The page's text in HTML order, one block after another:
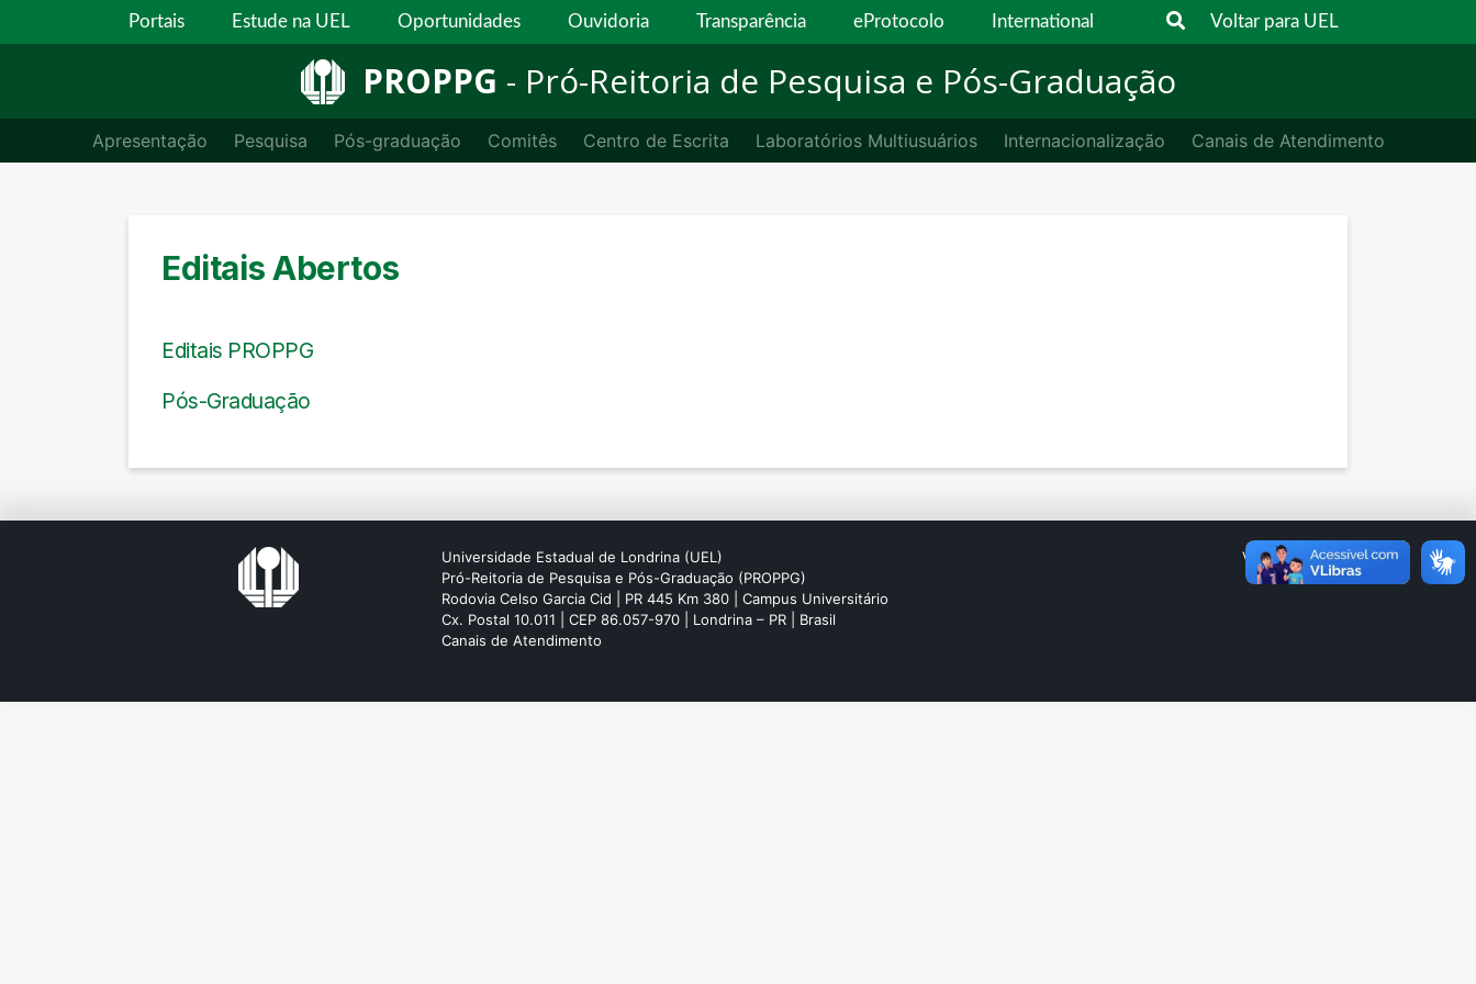
Portais Estude na UEL Oportunidades Ouvidoria Transparência eProtocolo International Voltar para UEL
PROPPG - Pró-Reitoria de Pesquisa e Pós-Graduação
Apresentação Pesquisa Pós-graduação Comitês Centro de Escrita Laboratórios Multiusuários Internacionalização Canais de Atendimento
Editais Abertos
Editais PROPPG
Pós-Graduação
Universidade Estadual de Londrina (UEL)
Pró-Reitoria de Pesquisa e Pós-Graduação (PROPPG)
Rodovia Celso Garcia Cid | PR 445 Km 380 | Campus Universitário
Cx. Postal 10.011 | CEP 86.057-970 | Londrina – PR | Brasil
Canais de Atendimento
Voltar para UEL